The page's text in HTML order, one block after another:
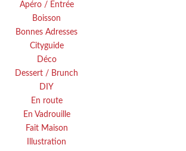
Apéro / Entrée
Boisson
Bonnes Adresses
Cityguide
Déco
Dessert / Brunch
DIY
En route
En Vadrouille
Fait Maison
Illustration